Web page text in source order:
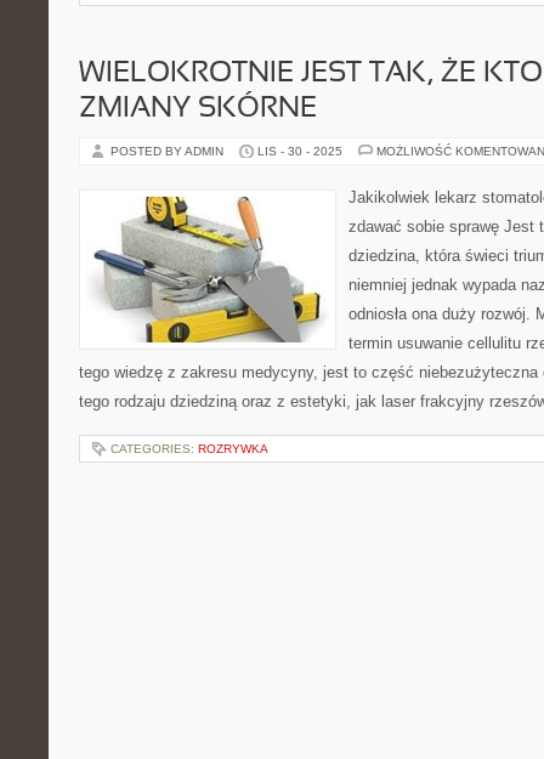
WIELOKROTNIE JEST TAK, ŻE
ZMIANY SKÓRNE
POSTED BY ADMIN LIS - 30 - 2025 MOŻLIWOŚĆ
Jakikolwiek lekarz
zdawać sobie sprawę Jest
dziedzina, która świeci
niemniej jednak wypada
odniosła ona duży rozwój.
termin usuwanie cellulitu
tego wiedzę z zakresu medycyny, jest to część niebezużyteczna
tego rodzaju dziedziną oraz z estetyki, jak laser frakcyjny
CATEGORIES: ROZRYWKA